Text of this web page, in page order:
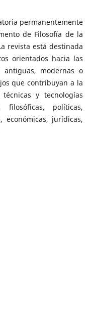
permanentemente
de Filosofía de la
revista está destinada
orientados hacia las
antiguas, modernas o
que contribuyan a la
y tecnologías
filosóficas, políticas,
económicas, jurídicas,